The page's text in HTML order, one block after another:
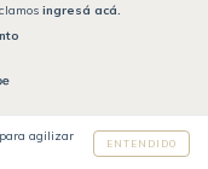
para agilizar
ENTENDIDO
ingresá acá.